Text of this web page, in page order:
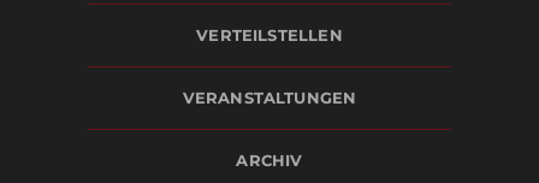
VERTEILSTELLEN
VERANSTALTUNGEN
ARCHIV